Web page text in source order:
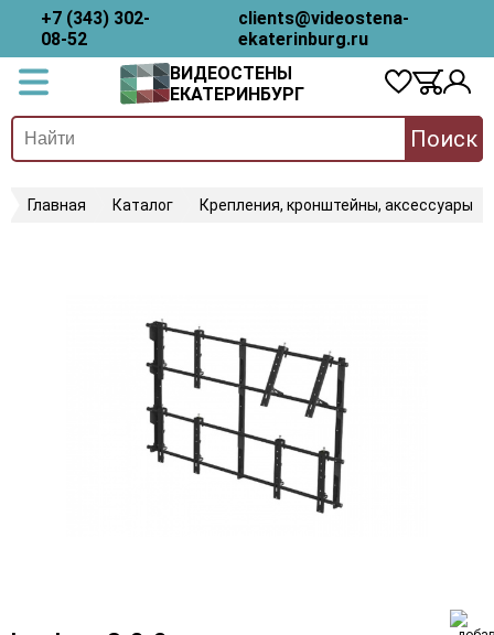
+7 (343) 302-
08-52
clients@videostena-
ekaterinburg.ru
ВИДЕОСТЕНЫ
ЕКАТЕРИНБУРГ
Поиск
Главная Каталог Крепления, кронштейны, аксессуары